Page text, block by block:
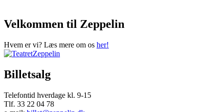
Velkommen til Zeppelin
Hvem er vi? Læs mere om os her!
Billetsalg
Telefontid hverdage kl. 9-15
Tlf. 33 22 04 78